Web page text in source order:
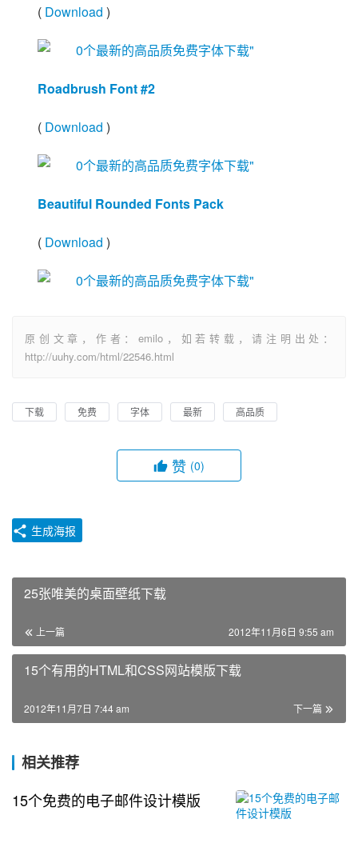
( Download )
Roadbrush Font #2
( Download )
Beautiful Rounded Fonts Pack
( Download )
原创文章，作者：emilo，如若转载，请注明出处：
http://uuhy.com/html/22546.html
下载 免费 字体 最新 高品质
赞 (0)
生成海报
25张唯美的桌面壁纸下载
上一篇 2012年11月6日 9:55 am
15个有用的HTML和CSS网站模版下载
下一篇
2012年11月7日 7:44 am
相关推荐
15个免费的电子邮件设计模版